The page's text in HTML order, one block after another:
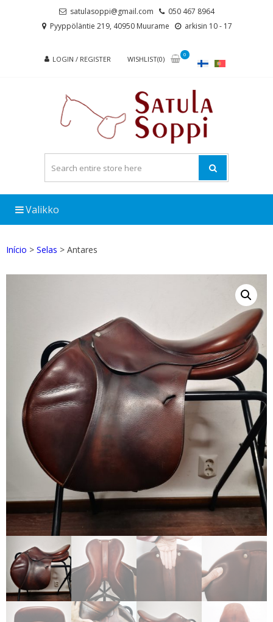
satulasoppi@gmail.com
050 467 8964
Pyyppöläntie 219, 40950 Muurame
arkisin 10 - 17
LOGIN / REGISTER WISHLIST(0)
0
Valikko
Início > Selas > Antares